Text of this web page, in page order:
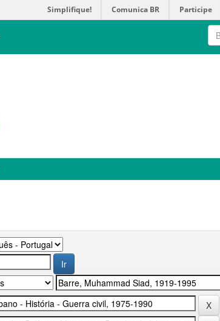
Simplifique! Comunica BR Participe